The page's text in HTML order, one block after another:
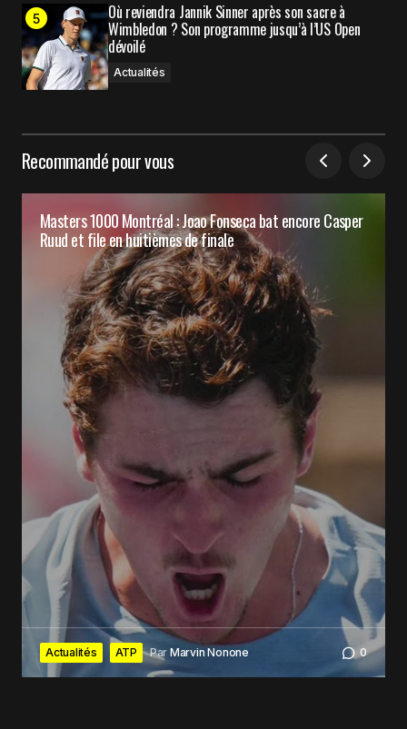
Où reviendra Jannik Sinner après son sacre à
Wimbledon ? Son programme jusqu’à l’US Open
dévoilé
Actualités
Recommandé pour vous
Masters 1000 Montréal : Joao Fonseca bat encore Casper
Ruud et file en huitièmes de finale
Actualités ATP Par Marvin Nonone 0